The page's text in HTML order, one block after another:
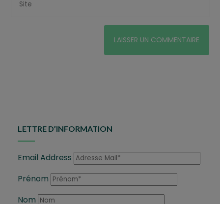
LETTRE D’INFORMATION
Email Address
Prénom
Nom